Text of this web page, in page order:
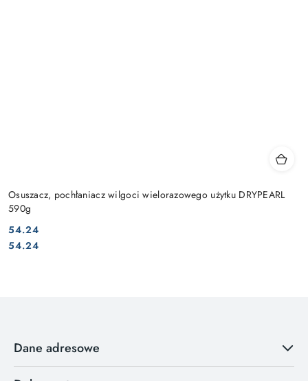
Osuszacz, pochłaniacz wilgoci wielorazowego użytku DRYPEARL
590g
Cena:
54.24
Cena:
54.24
Dane adresowe